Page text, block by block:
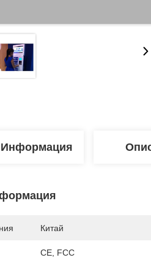
Информация
Китай
CE, FCC